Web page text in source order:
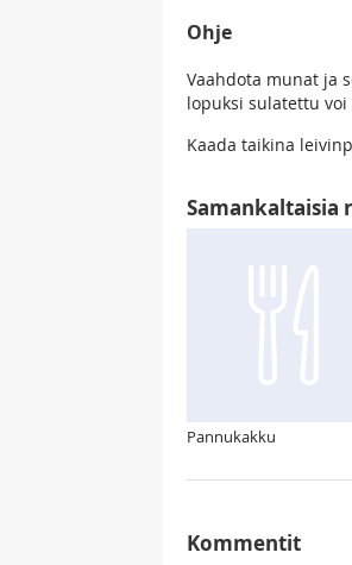
Ohje
Vaahdota munat ja
lopuksi sulatettu
Kaada taikina
Samankaltaisia
Pannukakku
Kommentit